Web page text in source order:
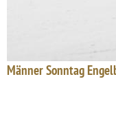
Männer Sonntag